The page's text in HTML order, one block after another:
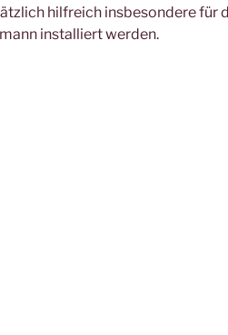
hilfreich insbesondere für
installiert werden.